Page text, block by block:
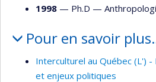
1998 — Ph.D —
Pour en savoir
Interculturel au Québec (L')
et enjeux politiques